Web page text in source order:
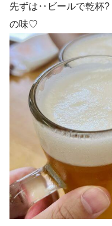
先ずは‥ビールで乾杯?
の味♡